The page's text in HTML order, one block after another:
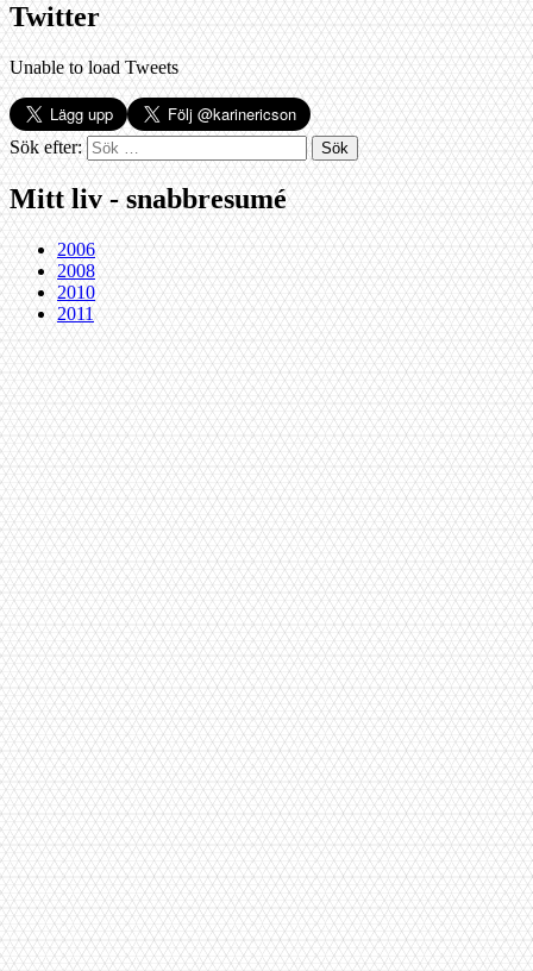
Twitter
Unable to load Tweets
Sök efter:
Mitt liv - snabbresumé
2006
2008
2010
2011